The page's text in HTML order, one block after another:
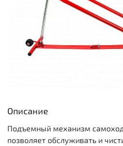
Описание
Подъемный механизм
позволяет обслуживать и